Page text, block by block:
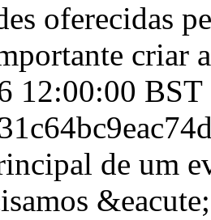
oferecidas
criar
12:00:00 BST
de um